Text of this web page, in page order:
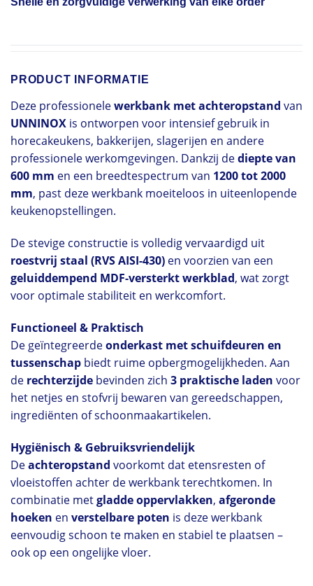
PRODUCT INFORMATIE
Deze professionelewerkbank met achteropstand van
UNNINOX is ontworpen voor intensief gebruik in
horecakeukens, bakkerijen, slagerijen en andere
professionele werkomgevingen. Dankzij dediepte van
600 mm en een breedtespectrum van 1200 tot 2000
mm, past deze werkbank moeiteloos in uiteenlopende
keukenopstellingen.
De stevige constructie is volledig vervaardigd uit
roestvrij staal (RVS AISI-430) en voorzien van een
geluiddempend MDF-versterkt werkblad, wat zorgt
voor optimale stabiliteit en werkcomfort.
Functioneel & Praktisch
De geïntegreerdeonderkast met schuifdeuren en
tussenschap biedt ruime opbergmogelijkheden. Aan
de rechterzijde bevinden zich 3 praktische laden voor
het netjes en stofvrij bewaren van gereedschappen,
ingrediënten of schoonmaakartikelen.
Hygiënisch & Gebruiksvriendelijk
Deachteropstand voorkomt dat etensresten of
vloeistoffen achter de werkbank terechtkomen. In
combinatie metgladde oppervlakken, afgeronde
hoeken en verstelbare poten is deze werkbank
eenvoudig schoon te maken en stabiel te plaatsen –
ook op een ongelijke vloer.